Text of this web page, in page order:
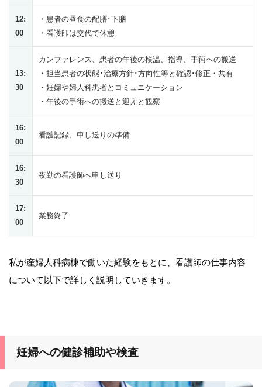
12:
00
・患者の昼食の配膳･下膳
・看護師は交代で休憩
13:
30
カンファレンス、患者の午後の検温、指導、手術への搬送
・担当患者の状態･治療方針･方向性等と確認･修正・共有
・妊婦や婦人科患者とコミュニケーション
・午後の手術への搬送と迎えと観察
16:
00
看護記録、申し送りの準備
16:
30
夜勤の看護師へ申し送り
17:
00
業務終了
私が産婦人科病棟で働いた経験をもとに、看護師の仕事内容
について以下で詳しく説明していきます。
妊婦への健診補助や検査